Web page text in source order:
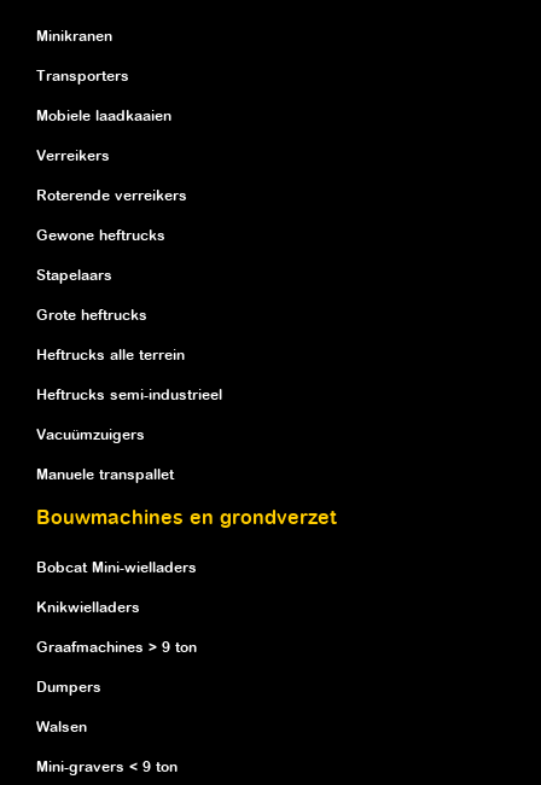
Minikranen
Transporters
Mobiele laadkaaien
Verreikers
Roterende verreikers
Gewone heftrucks
Stapelaars
Grote heftrucks
Heftrucks alle terrein
Heftrucks semi-industrieel
Vacuümzuigers
Manuele transpallet
Bouwmachines en grondverzet
Bobcat Mini-wielladers
Knikwielladers
Graafmachines > 9 ton
Dumpers
Walsen
Mini-gravers < 9 ton